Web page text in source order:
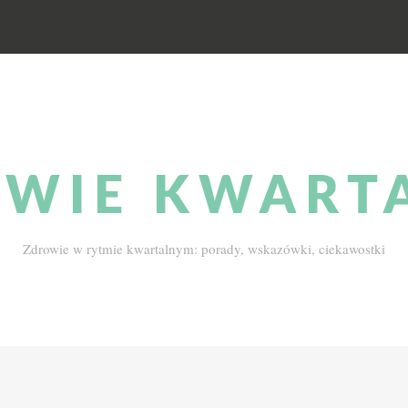
Zdrowie w rytmie kwartalnym: porady, wskazówki, ciekawostki